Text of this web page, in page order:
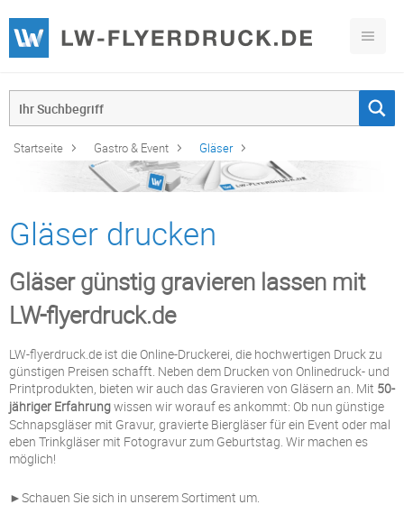
Startseite Gastro & Event Gläser
Gläser drucken
Gläser günstig gravieren lassen mit
LW-flyerdruck.de
LW-flyerdruck.de ist die Online-Druckerei, die hochwertigen Druck zu
günstigen Preisen schafft. Neben dem Drucken von Onlinedruck- und
Printprodukten, bieten wir auch das Gravieren von Gläsern an. Mit 50-
jähriger Erfahrungwissen wir worauf es ankommt: Ob nun günstige
Schnapsgläser mit Gravur, gravierte Biergläser für ein Event oder mal
eben Trinkgläser mit Fotogravur zum Geburtstag. Wir machen es
möglich!
►Schauen Sie sich in unserem Sortiment um.